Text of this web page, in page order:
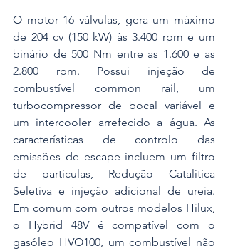
O motor 16 válvulas, gera um máximo
de 204 cv (150 kW) às 3.400 rpm e um
binário de 500 Nm entre as 1.600 e as
2.800 rpm. Possui injeção de
combustível common rail, um
turbocompressor de bocal variável e
um intercooler arrefecido a água. As
características de controlo das
emissões de escape incluem um filtro
de partículas, Redução Catalítica
Seletiva e injeção adicional de ureia.
Em comum com outros modelos Hilux,
o Hybrid 48V é compatível com o
gasóleo HVO100, um combustível não